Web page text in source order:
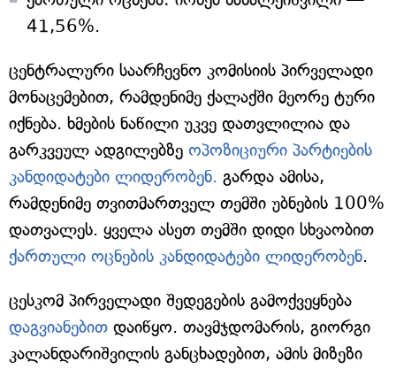
41,56%.
ცენტრალური საარჩევნო კომისიის პირველადი
მონაცემებით, რამდენიმე ქალაქში მეორე ტური
იქნება. ხმების ნაწილი უკვე დათვლილია და
გარკვეულ ადგილებზე ოპოზიციური პარტიების
კანდიდატები ლიდერობენ. გარდა ამისა,
რამდენიმე თვითმართველ თემში უბნების 100%
დათვალეს. ყველა ასეთ თემში დიდი სხვაობით
ქართული ოცნების კანდიდატები ლიდერობენ.
ცესკომ პირველადი შედეგების გამოქვეყნება
დაგვიანებით დაიწყო. თავმჯდომარის, გიორგი
კალანდარიშვილის განცხადებით, ამის მიზეზი